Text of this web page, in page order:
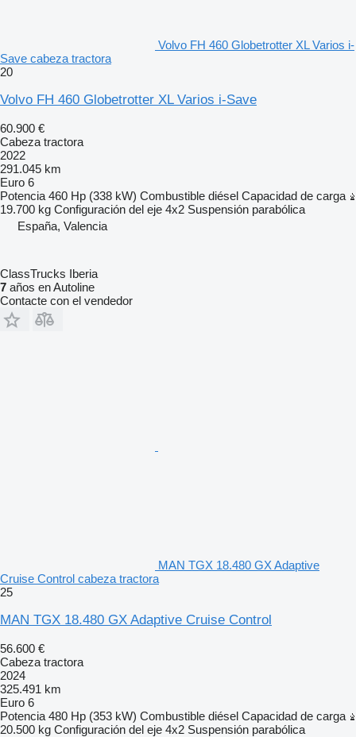
Volvo FH 460 Globetrotter XL Varios i-
Save cabeza tractora
20
Volvo FH 460 Globetrotter XL Varios i-Save
60.900 €
Cabeza tractora
2022
291.045 km
Euro 6
Potencia 460 Hp (338 kW) Combustible diésel Capacidad de carga
19.700 kg Configuración del eje 4x2 Suspensión parabólica
España, Valencia
ClassTrucks Iberia
7 años en Autoline
Contacte con el vendedor
MAN TGX 18.480 GX Adaptive
Cruise Control cabeza tractora
25
MAN TGX 18.480 GX Adaptive Cruise Control
56.600 €
Cabeza tractora
2024
325.491 km
Euro 6
Potencia 480 Hp (353 kW) Combustible diésel Capacidad de carga
20.500 kg Configuración del eje 4x2 Suspensión parabólica